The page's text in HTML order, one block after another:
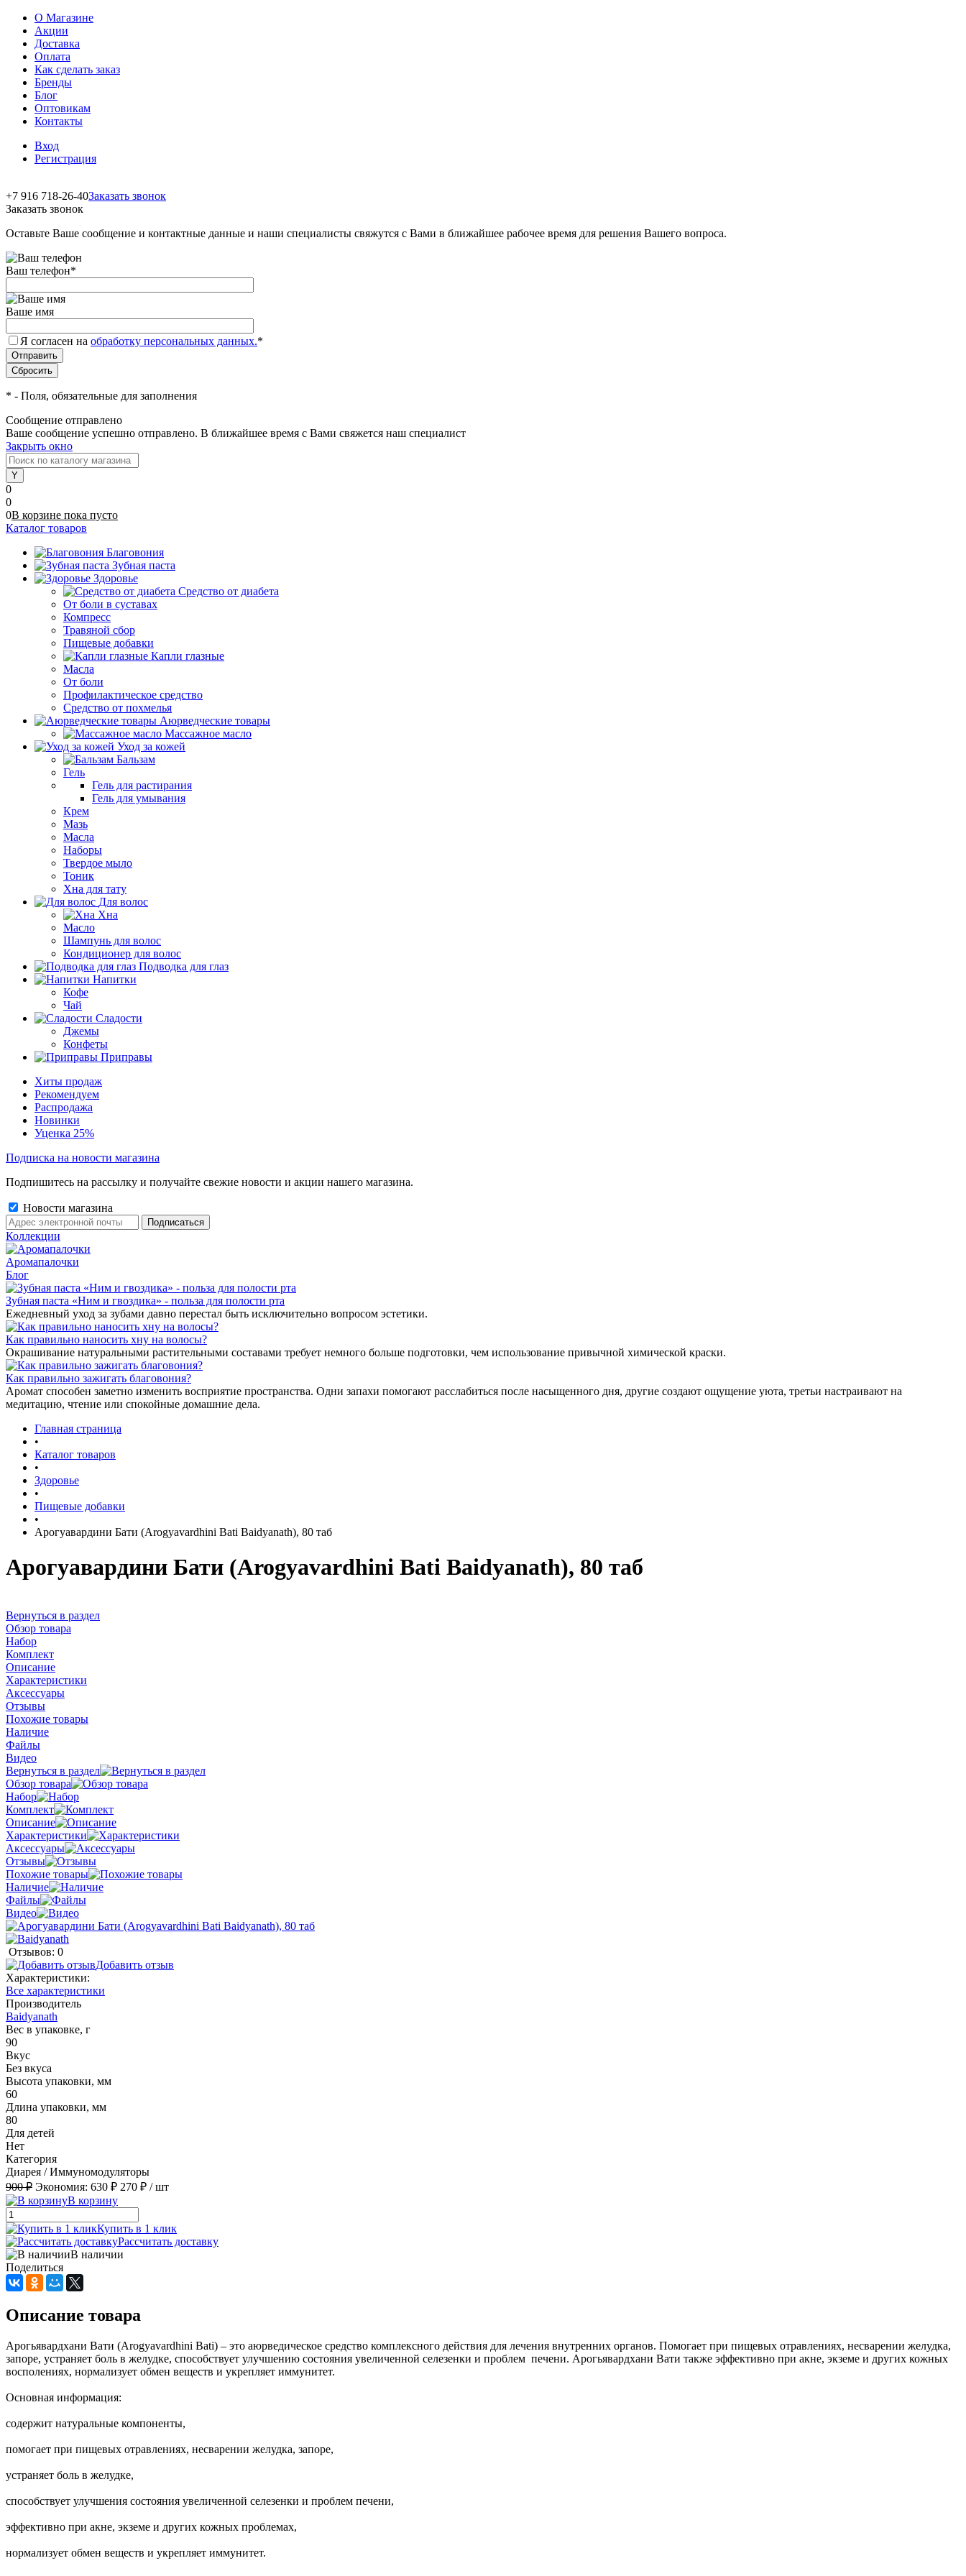
О Магазине
Акции
Доставка
Оплата
Как сделать заказ
Бренды
Блог
Оптовикам
Контакты
Вход
Регистрация
+7 916 718-26-40Заказать звонок
Заказать звонок
Оставьте Ваше сообщение и контактные данные и наши специалисты свяжутся с Вами в ближайшее рабочее время для решения Вашего вопроса.
Ваш телефон*
Ваше имя
Я согласен на обработку персональных данных.*
* - Поля, обязательные для заполнения
Сообщение отправлено
Ваше сообщение успешно отправлено. В ближайшее время с Вами свяжется наш специалист
Закрыть окно
0
0
0В корзине пока пусто
Каталог товаров
Благовония
Зубная паста
Здоровье
Средство от диабета
От боли в суставах
Компресс
Травяной сбор
Пищевые добавки
Капли глазные
Масла
От боли
Профилактическое средство
Средство от похмелья
Аюрведческие товары
Массажное масло
Уход за кожей
Бальзам
Гель
Гель для растирания
Гель для умывания
Крем
Мазь
Масла
Наборы
Твердое мыло
Тоник
Хна для тату
Для волос
Хна
Масло
Шампунь для волос
Кондиционер для волос
Подводка для глаз
Напитки
Кофе
Чай
Сладости
Джемы
Конфеты
Приправы
Хиты продаж
Рекомендуем
Распродажа
Новинки
Уценка 25%
Подписка на новости магазина
Подпишитесь на рассылку и получайте свежие новости и акции нашего магазина.
Новости магазина
Коллекции
Аромапалочки
Блог
Зубная паста «Ним и гвоздика» - польза для полости рта
Ежедневный уход за зубами давно перестал быть исключительно вопросом эстетики.
Как правильно наносить хну на волосы?
Окрашивание натуральными растительными составами требует немного больше подготовки, чем использование привычной химической краски.
Как правильно зажигать благовония?
Аромат способен заметно изменить восприятие пространства. Одни запахи помогают расслабиться после насыщенного дня, другие создают ощущение уюта, третьи настраивают на
медитацию, чтение или спокойные домашние дела.
Главная страница
•
Каталог товаров
•
Здоровье
•
Пищевые добавки
•
Арогуавардини Бати (Arogyavardhini Bati Baidyanath), 80 таб
Арогуавардини Бати (Arogyavardhini Bati Baidyanath), 80 таб
Вернуться в раздел
Обзор товара
Набор
Комплект
Описание
Характеристики
Аксессуары
Отзывы
Похожие товары
Наличие
Файлы
Видео
Вернуться в раздел
Обзор товара
Набор
Комплект
Описание
Характеристики
Аксессуары
Отзывы
Похожие товары
Наличие
Файлы
Видео
Отзывов: 0
Добавить отзыв
Характеристики:
Все характеристики
Производитель
Baidyanath
Вес в упаковке, г
90
Вкус
Без вкуса
Высота упаковки, мм
60
Длина упаковки, мм
80
Для детей
Нет
Категория
Диарея / Иммуномодуляторы
900 ₽ Экономия: 630 ₽ 270 ₽ / шт
В корзину
Купить в 1 клик
Рассчитать доставку
В наличии
Поделиться
Описание товара
Арогьявардхани Вати (Arogyavardhini Bati) – это аюрведическое средство комплексного действия для лечения внутренних органов. Помогает при пищевых отравлениях, несварении желудка,
запоре, устраняет боль в желудке, способствует улучшению состояния увеличенной селезенки и проблем печени. Арогьявардхани Вати также эффективно при акне, экземе и других кожных
восполениях, нормализует обмен веществ и укрепляет иммунитет.
Основная информация:
содержит натуральные компоненты,
помогает при пищевых отравлениях, несварении желудка, запоре,
устраняет боль в желудке,
способствует улучшения состояния увеличенной селезенки и проблем печени,
эффективно при акне, экземе и других кожных проблемах,
нормализует обмен веществ и укрепляет иммунитет.